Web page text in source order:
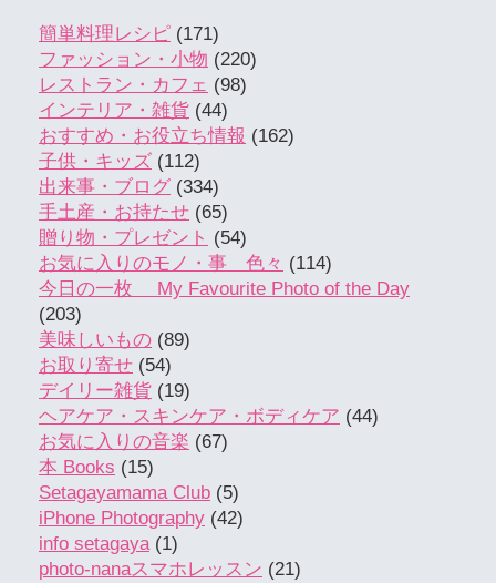
簡単料理レシピ (171)
ファッション・小物 (220)
レストラン・カフェ (98)
インテリア・雑貨 (44)
おすすめ・お役立ち情報 (162)
子供・キッズ (112)
出来事・ブログ (334)
手土産・お持たせ (65)
贈り物・プレゼント (54)
お気に入りのモノ・事 色々 (114)
今日の一枚 My Favourite Photo of the Day
(203)
美味しいもの (89)
お取り寄せ (54)
デイリー雑貨 (19)
ヘアケア・スキンケア・ボディケア (44)
お気に入りの音楽 (67)
本 Books (15)
Setagayamama Club (5)
iPhone Photography (42)
info setagaya(1)
photo-nanaスマホレッスン (21)